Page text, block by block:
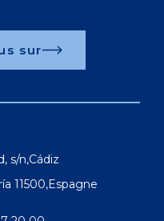
sur
s/n,Cádiz
11500,Espagne